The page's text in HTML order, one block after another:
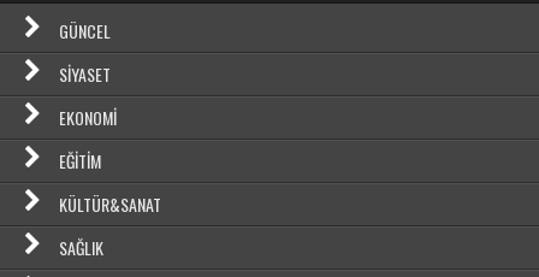
GÜNCEL
SIYASET
EKONOMI
EĞITIM
KÜLTÜR&SANAT
SAĞLIK